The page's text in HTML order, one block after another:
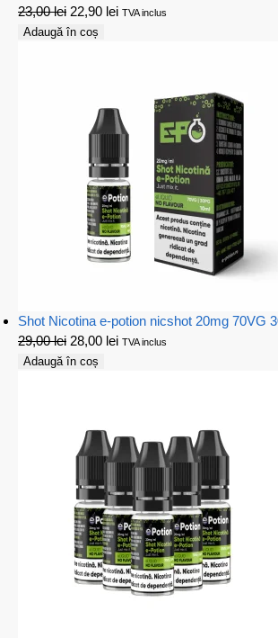
23,00lei 22,90 lei TVA inclus
Adaugă în coș
Shot Nicotina e-potion nicshot 20mg 70VG
29,00lei 28,00 lei TVA inclus
Adaugă în coș